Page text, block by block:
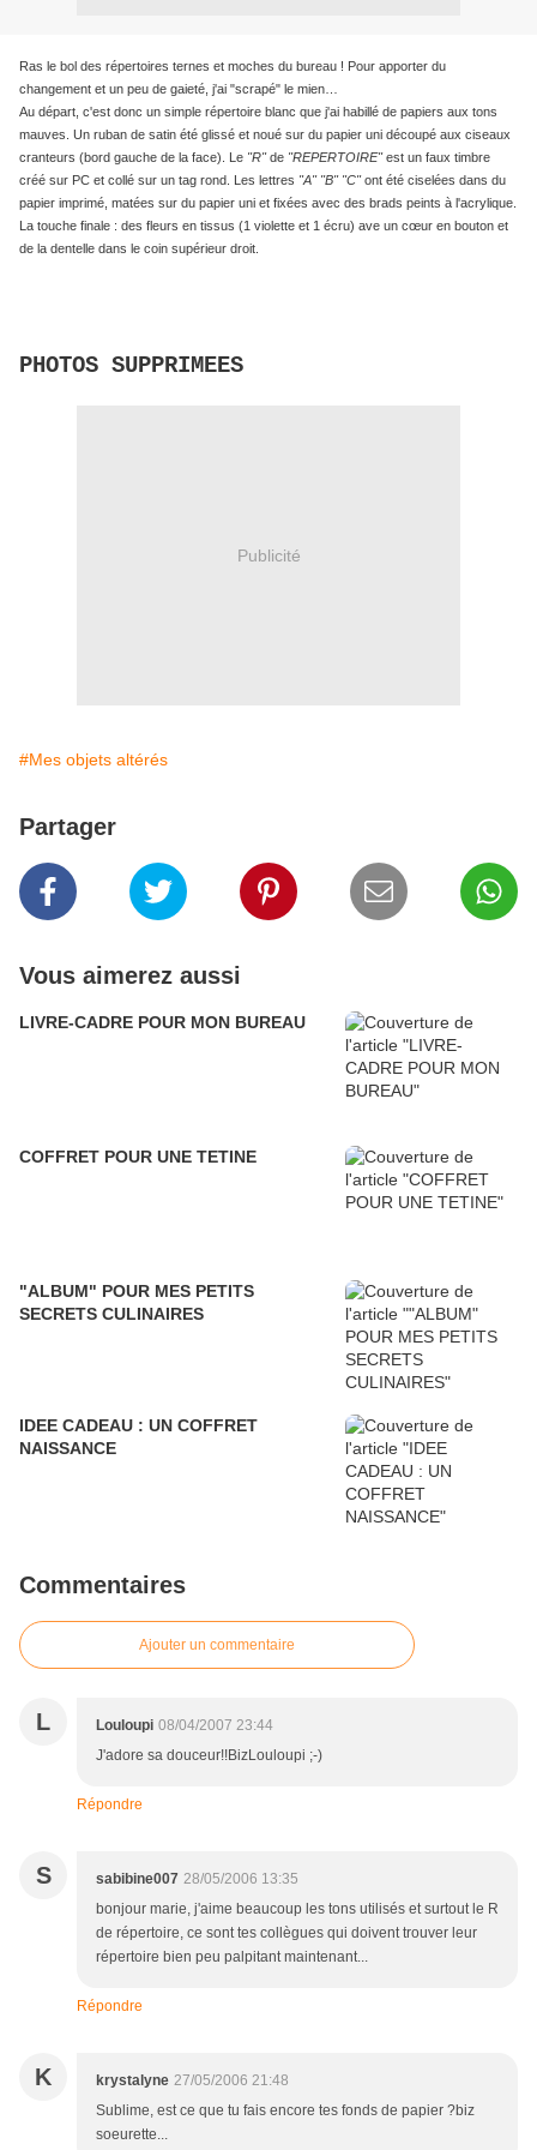
Ras le bol des répertoires ternes et moches du bureau ! Pour apporter du
changement et un peu de gaieté, j'ai "scrapé" le mien…
Au départ, c'est donc un simple répertoire blanc que j'ai habillé de papiers aux tons
mauves. Un ruban de satin été glissé et noué sur du papier uni découpé aux ciseaux
cranteurs (bord gauche de la face). Le "R"de "REPERTOIRE"est un faux timbre
créé sur PC et collé sur un tag rond. Les lettres "A" "B" "C"ont été ciselées dans du
papier imprimé, matées sur du papier uni et fixées avec des brads peints à l'acrylique.
La touche finale : des fleurs en tissus (1 violette et 1 écru) ave un cœur en bouton et
de la dentelle dans le coin supérieur droit.
PHOTOS SUPPRIMEES
Publicité
#Mes objets altérés
Partager
Vous aimerez aussi
LIVRE-CADRE POUR MON BUREAU
COFFRET POUR UNE TETINE
"ALBUM" POUR MES PETITS
SECRETS CULINAIRES
IDEE CADEAU : UN COFFRET
NAISSANCE
Commentaires
Ajouter un commentaire
L Louloupi 08/04/2007 23:44
J'adore sa douceur!!BizLouloupi ;-)
Répondre
S sabibine007 28/05/2006 13:35
bonjour marie, j'aime beaucoup les tons utilisés et surtout le R
de répertoire, ce sont tes collègues qui doivent trouver leur
répertoire bien peu palpitant maintenant...
Répondre
K krystalyne 27/05/2006 21:48
Sublime, est ce que tu fais encore tes fonds de papier ?biz
soeurette...